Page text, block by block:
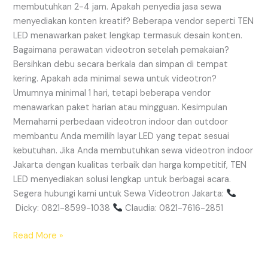
membutuhkan 2-4 jam. Apakah penyedia jasa sewa
menyediakan konten kreatif? Beberapa vendor seperti TEN
LED menawarkan paket lengkap termasuk desain konten.
Bagaimana perawatan videotron setelah pemakaian?
Bersihkan debu secara berkala dan simpan di tempat
kering. Apakah ada minimal sewa untuk videotron?
Umumnya minimal 1 hari, tetapi beberapa vendor
menawarkan paket harian atau mingguan. Kesimpulan
Memahami perbedaan videotron indoor dan outdoor
membantu Anda memilih layar LED yang tepat sesuai
kebutuhan. Jika Anda membutuhkan sewa videotron indoor
Jakarta dengan kualitas terbaik dan harga kompetitif, TEN
LED menyediakan solusi lengkap untuk berbagai acara.
Segera hubungi kami untuk Sewa Videotron Jakarta:
Dicky: 0821-8599-1038
Claudia: 0821-7616-2851
Read More »